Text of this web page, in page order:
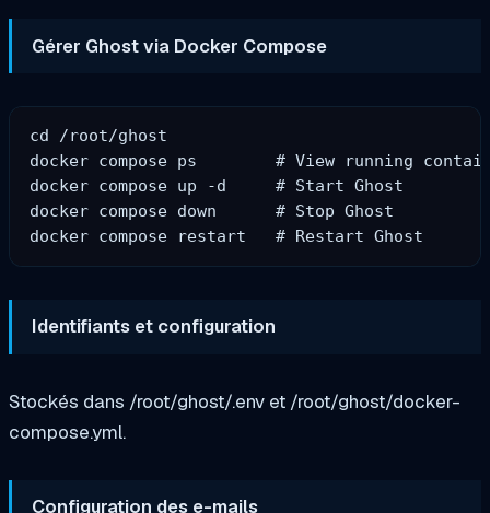
Gérer Ghost via Docker Compose
cd /root/ghost
docker compose ps        # View running
docker compose up -d     # Start Ghost
docker compose down      # Stop Ghost
Identifiants et configuration
Stockés dans /root/ghost/.env et /root/ghost/docker-
compose.yml.
Configuration des e-mails